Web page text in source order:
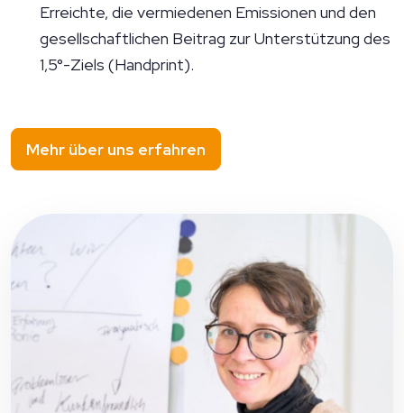
Erreichte, die vermiedenen Emissionen und den
gesellschaftlichen Beitrag zur Unterstützung des
1,5°-Ziels (Handprint).
Mehr über uns erfahren